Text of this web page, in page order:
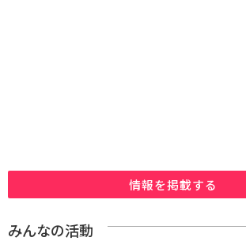
情報を掲載する
みんなの活動